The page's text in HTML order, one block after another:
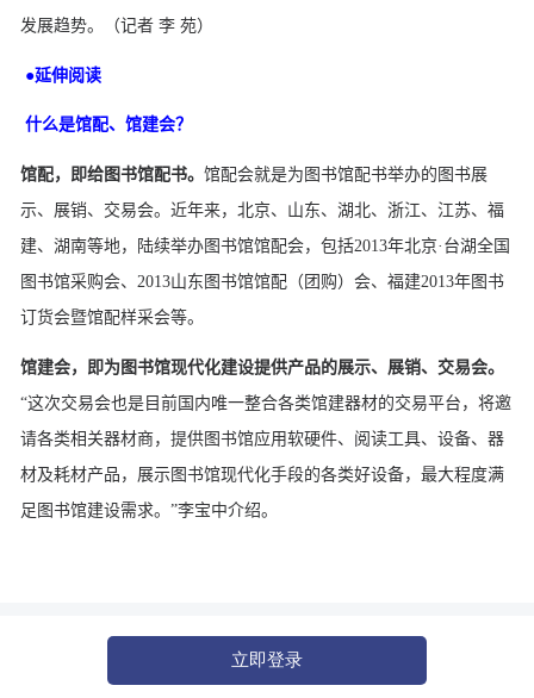
发展趋势。（记者 李 苑）
●延伸阅读
什么是馆配、馆建会？
馆配，即给图书馆配书。 馆配会就是为图书馆配书举办的图书展
示、展销、交易会。近年来，北京、山东、湖北、浙江、江苏、福
建、湖南等地，陆续举办图书馆馆配会，包括2013年北京·台湖全国
图书馆采购会、2013山东图书馆馆配（团购）会、福建2013年图书
订货会暨馆配样采会等。
馆建会，即为图书馆现代化建设提供产品的展示、展销、交易会。
“这次交易会也是目前国内唯一整合各类馆建器材的交易平台，将邀
请各类相关器材商，提供图书馆应用软硬件、阅读工具、设备、器
材及耗材产品，展示图书馆现代化手段的各类好设备，最大程度满
足图书馆建设需求。”李宝中介绍。
立即登录